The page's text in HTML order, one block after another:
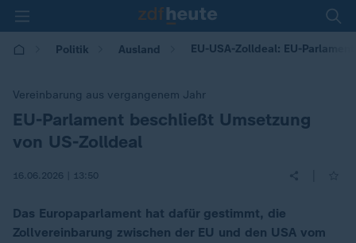
Politik Ausland EU-USA-Zolldeal: EU-
Vereinbarung aus vergangenem Jahr
:EU-Parlament beschließt Umsetzung
von US-Zolldeal
16.06.2026 | 13:50
Das Europaparlament hat dafür gestimmt, die
Zollvereinbarung zwischen der EU und den USA vom